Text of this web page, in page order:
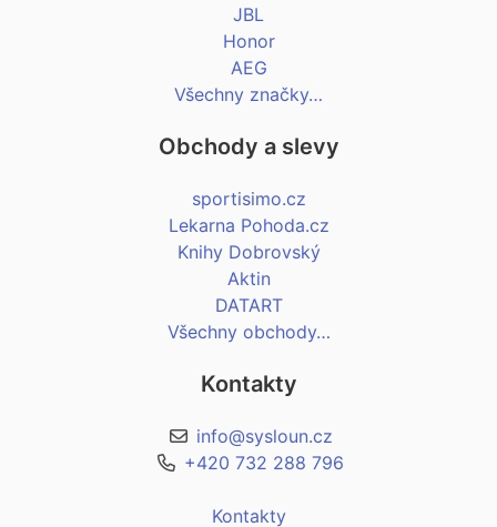
JBL
Honor
AEG
Všechny značky…
Obchody a slevy
sportisimo.cz
Lekarna Pohoda.cz
Knihy Dobrovský
Aktin
DATART
Všechny obchody…
Kontakty
info@sysloun.cz
+420 732 288 796
Kontakty